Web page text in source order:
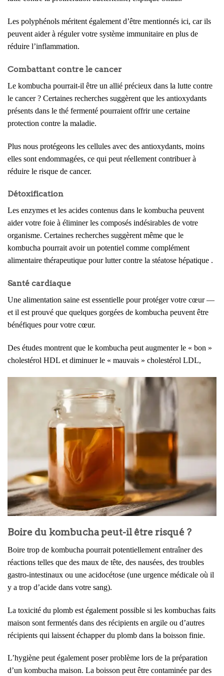
Les polyphénols méritent également d’être mentionnés ici, car ils
peuvent aider à réguler votre système immunitaire en plus de
réduire l’inflammation.
Combattant contre le cancer
Le kombucha pourrait-il être un allié précieux dans la lutte contre
le cancer ? Certaines recherches suggèrent que les antioxydants
présents dans le thé fermenté pourraient offrir une certaine
protection contre la maladie.
Plus nous protégeons les cellules avec des antioxydants, moins
elles sont endommagées, ce qui peut réellement contribuer à
réduire le risque de cancer.
Détoxification
Les enzymes et les acides contenus dans le kombucha peuvent
aider votre foie à éliminer les composés indésirables de votre
organisme. Certaines recherches suggèrent même que le
kombucha pourrait avoir un potentiel comme complément
alimentaire thérapeutique pour lutter contre la stéatose hépatique .
Santé cardiaque
Une alimentation saine est essentielle pour protéger votre cœur —
et il est prouvé que quelques gorgées de kombucha peuvent être
bénéfiques pour votre cœur.
Des études montrent que le kombucha peut augmenter le « bon »
cholestérol HDL et diminuer le « mauvais » cholestérol LDL,
Boire du kombucha peut-il être risqué ?
Boire trop de kombucha pourrait potentiellement entraîner des
réactions telles que des maux de tête, des nausées, des troubles
gastro-intestinaux ou une acidocétose (une urgence médicale où il
y a trop d’acide dans votre sang).
La toxicité du plomb est également possible si les kombuchas faits
maison sont fermentés dans des récipients en argile ou d’autres
récipients qui laissent échapper du plomb dans la boisson finie.
L’hygiène peut également poser problème lors de la préparation
d’un kombucha maison. La boisson peut être contaminée par des